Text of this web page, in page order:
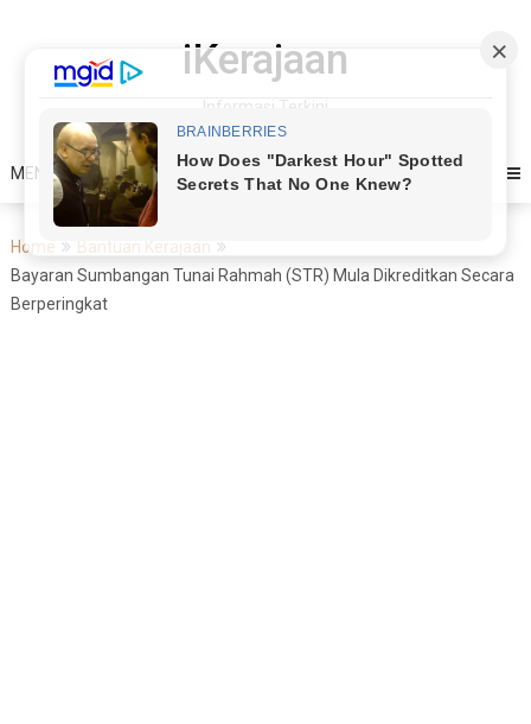
iKerajaan
Informasi Terkini
MENU
Home
Bantuan Kerajaan
Bayaran Sumbangan Tunai Rahmah (STR) Mula Dikreditkan Secara
Berperingkat